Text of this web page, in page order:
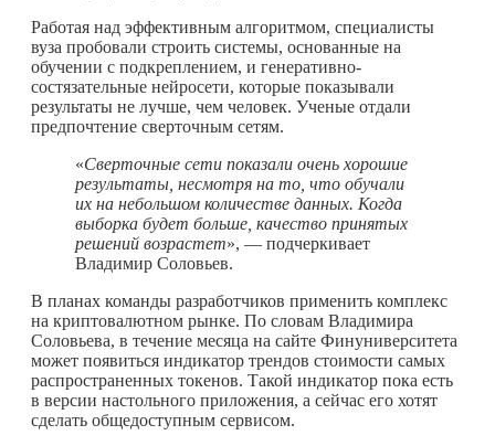
Работая над эффективным алгоритмом, специалисты
вуза пробовали строить системы, основанные на
обучении с подкреплением, и генеративно-
состязательные нейросети, которые показывали
результаты не лучше, чем человек. Ученые отдали
предпочтение сверточным сетям.
«Сверточные сети показали очень хорошие
результаты, несмотря на то, что обучали
их на небольшом количестве данных. Когда
выборка будет больше, качество принятых
решений возрастет», — подчеркивает
Владимир Соловьев.
В планах команды разработчиков применить комплекс
на криптовалютном рынке. По словам Владимира
Соловьева, в течение месяца на сайте Финуниверситета
может появиться индикатор трендов стоимости самых
распространенных токенов. Такой индикатор пока есть
в версии настольного приложения, а сейчас его хотят
сделать общедоступным сервисом.